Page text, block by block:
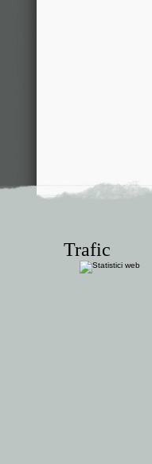
Trafic